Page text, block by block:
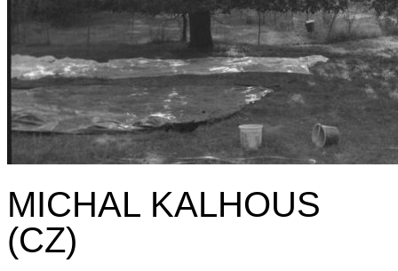
MICHAL KALHOUS
(CZ)